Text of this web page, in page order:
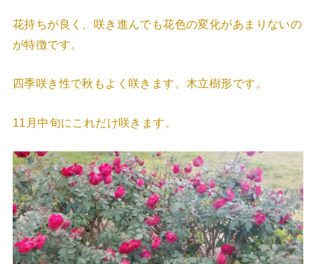
花持ちが良く、咲き進んでも花色の変化があまりないの
が特徴です。
四季咲き性で秋もよく咲きます。木立樹形です。
11月中旬にこれだけ咲きます。